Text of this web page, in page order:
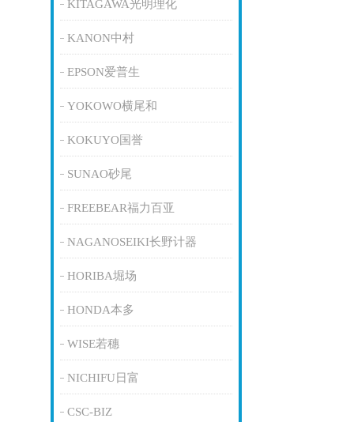
KITAGAWA光明理化
KANON中村
EPSON爱普生
YOKOWO横尾和
KOKUYO国誉
SUNAO砂尾
FREEBEAR福力百亚
NAGANOSEIKI长野计器
HORIBA堀场
HONDA本多
WISE若穗
NICHIFU日富
CSC-BIZ